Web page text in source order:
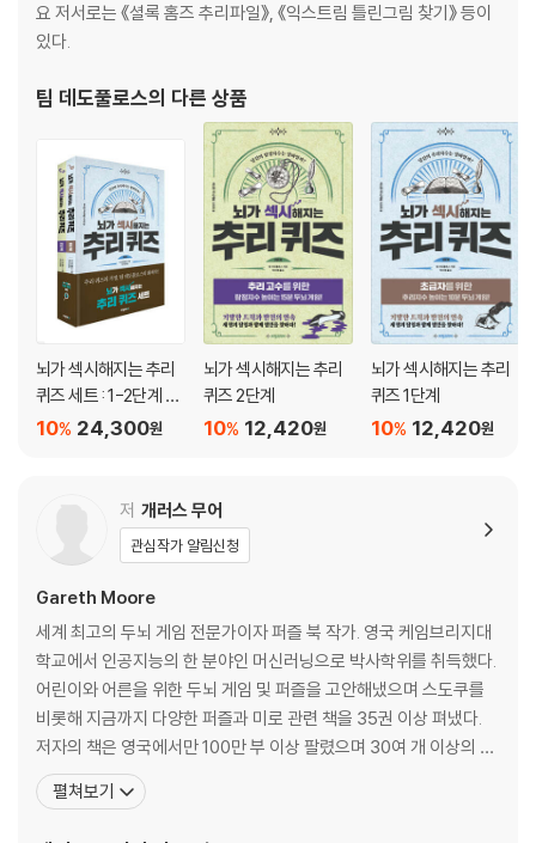
요 저서로는 《셜록 홈즈 추리파일》, 《익스트림 틀린그림 찾기》 등이
있다.
팀 데도풀로스의 다른 상품
뇌가 섹시해지는 추리
퀴즈 세트 : 1-2단계 세
트
24,300원
10%
뇌가 섹시해지는 추리
퀴즈 2단계
12,420원
10%
뇌가 섹시해지는 추리
퀴즈 1단계
12,420원
10%
저 개러스 무어
관심작가 알림신청
Gareth Moore
세계 최고의 두뇌 게임 전문가이자 퍼즐 북 작가. 영국 케임브리지대
학교에서 인공지능의 한 분야인 머신러닝으로 박사학위를 취득했다.
어린이와 어른을 위한 두뇌 게임 및 퍼즐을 고안해냈으며 스도쿠를
비롯해 지금까지 다양한 퍼즐과 미로 관련 책을 35권 이상 펴냈다.
저자의 책은 영국에서만 100만 부 이상 팔렸으며 30여 개 이상의 언
어로 번역되어 세계적인 인기를 끌고 있다. 대표 저서로는 『퍼즐 게임
북』, 『점 잇기 컬러링』, 『수학 천재를 만드는 두뇌 트레이닝』, 『판타스
펼쳐보기